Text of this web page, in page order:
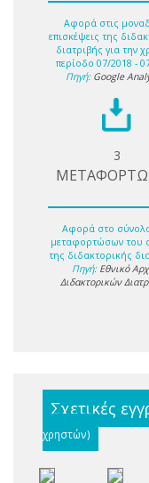
Αφορά στις
επισκέψεις της
διατριβής για την
περίοδο 07/2018 -
Πηγή: Google
3
Αφορά στο
μεταφορτώσων του
της διδακτορικής
Πηγή: Εθνικό
Διδακτορικών
Σχετικές
χρηστών)